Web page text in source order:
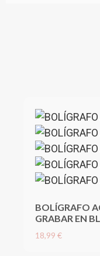
BOLÍGRAFO
GRABAR EN
18,99 €